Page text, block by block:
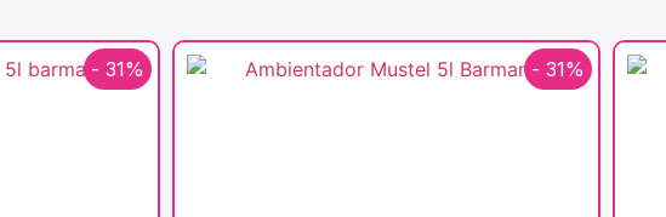
- 31% - 31%